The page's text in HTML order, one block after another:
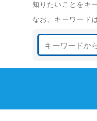
知りたいことをキ
なお、キーワード